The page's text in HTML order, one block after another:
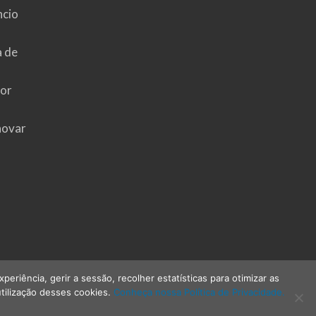
de
gerir a sessão, recolher estatísticas para otimizar as
desses cookies. Conheça nossa Política de Privacidade.